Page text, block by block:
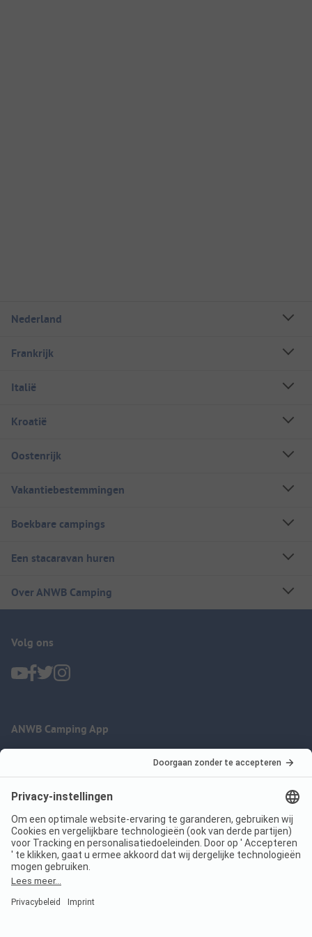
Nederland
Frankrijk
Italië
Kroatië
Oostenrijk
Vakantiebestemmingen
Boekbare campings
Een stacaravan huren
Over ANWB Camping
Volg ons
ANWB Camping App
Imprint
Jouw privacy
Voorwaarden
Wet digitale diensten